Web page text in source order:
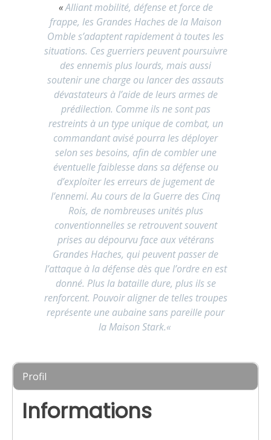
«Alliant mobilité, défense et force de
frappe, les Grandes Haches de la Maison
Omble s’adaptent rapidement à toutes les
situations. Ces guerriers peuvent poursuivre
des ennemis plus lourds, mais aussi
soutenir une charge ou lancer des assauts
dévastateurs à l’aide de leurs armes de
prédilection. Comme ils ne sont pas
restreints à un type unique de combat, un
commandant avisé pourra les déployer
selon ses besoins, afin de combler une
éventuelle faiblesse dans sa défense ou
d’exploiter les erreurs de jugement de
l’ennemi. Au cours de la Guerre des Cinq
Rois, de nombreuses unités plus
conventionnelles se retrouvent souvent
prises au dépourvu face aux vétérans
Grandes Haches, qui peuvent passer de
l’attaque à la défense dès que l’ordre en est
donné. Plus la bataille dure, plus ils se
renforcent. Pouvoir aligner de telles troupes
représente une aubaine sans pareille pour
la Maison Stark.«
Profil
Informations